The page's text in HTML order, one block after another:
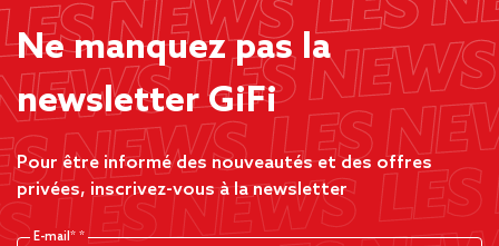
Ne manquez pas la
newsletter GiFi
Pour être informé des nouveautés et des offres
privées, inscrivez-vous à la newsletter
E-mail*